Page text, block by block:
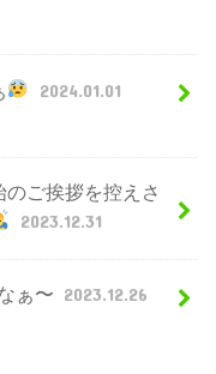
2024.01.01
ご挨拶を控えさ
2023.12.31
ぁ〜 2023.12.26